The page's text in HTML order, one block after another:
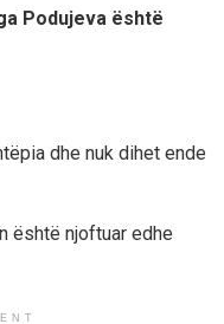
Podujeva është
dhe nuk dihet ende
është njoftuar edhe